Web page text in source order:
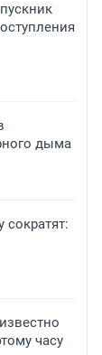
дыма
сократят:
часу